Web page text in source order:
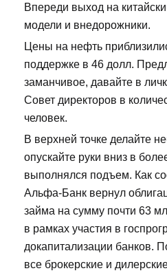
Впереди выход на
модели и внедорожники.
Цены на нефть
поддержке в 46 долл.
заманчивое, давайте в
Совет директоров в
человек.
В верхней точке делайте
опускайте руки вниз в
выполнялся подъем. Как
Альфа-Банк вернул
займа на сумму почти 63
в рамках участия в
докапитализации банков.
все брокерские и